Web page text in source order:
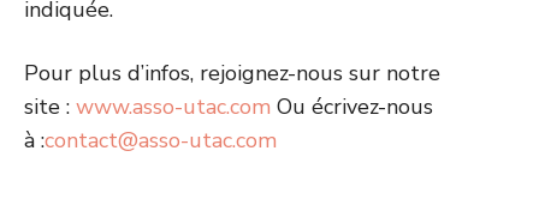
indiquée.
Pour plus d’infos, rejoignez-nous sur notre
site : www.asso-utac.com Ou écrivez-nous
à :contact@asso-utac.com